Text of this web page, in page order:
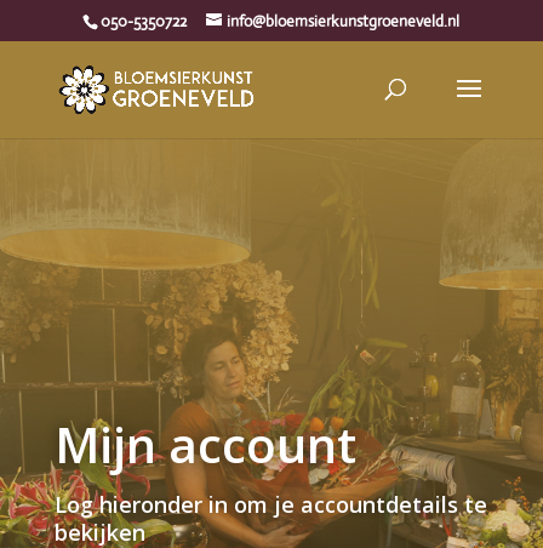
050-5350722 info@bloemsierkunstgroeneveld.nl
Mijn account
Log hieronder in om je accountdetails te
bekijken